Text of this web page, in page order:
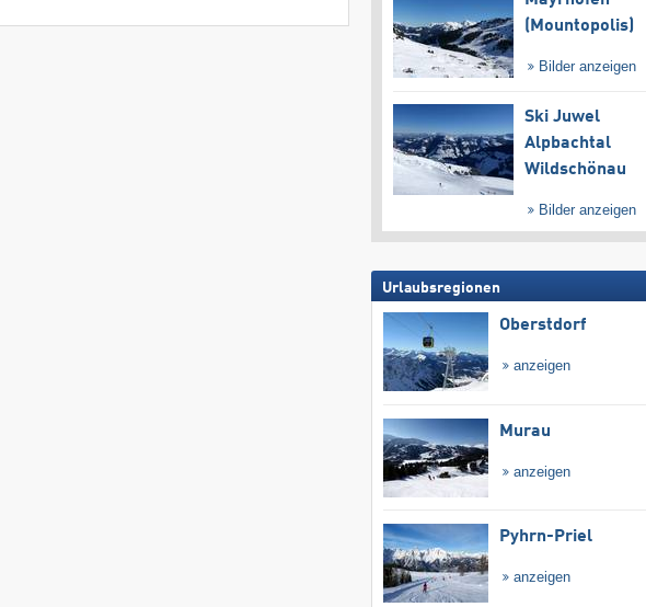
(Mountopolis)
Bilder anzeigen
Ski Juwel
Alpbachtal
Wildschönau
Bilder anzeigen
Urlaubsregionen
Oberstdorf
anzeigen
Murau
anzeigen
Pyhrn-Priel
anzeigen